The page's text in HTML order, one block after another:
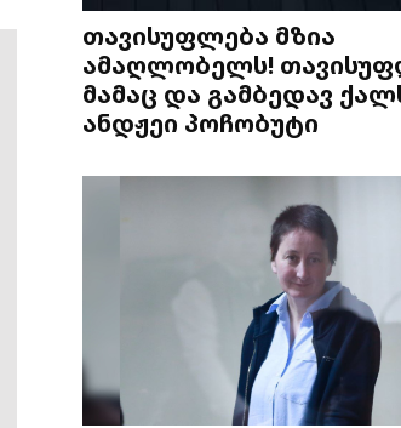
თავისუფლება მზია
ამაღლობელს!
მამაც და გამბედავ
ანდჟეი პოჩობუტი